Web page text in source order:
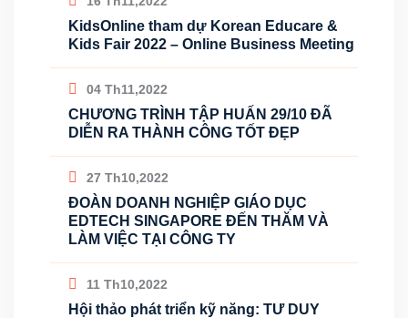
KidsOnline tham dự Korean Educare &
Kids Fair 2022 – Online Business Meeting
04 Th11,2022
CHƯƠNG TRÌNH TẬP HUẤN 29/10 ĐÃ
DIỄN RA THÀNH CÔNG TỐT ĐẸP
27 Th10,2022
ĐOÀN DOANH NGHIỆP GIÁO DỤC
EDTECH SINGAPORE ĐẾN THĂM VÀ
LÀM VIỆC TẠI CÔNG TY
11 Th10,2022
Hội thảo phát triển kỹ năng: TƯ DUY